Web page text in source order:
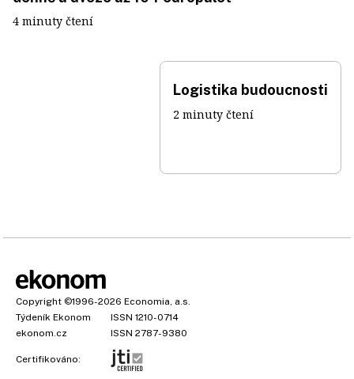
4 minuty čtení
Logistika budoucnosti
2 minuty čtení
Copyright ©1996-2026 Economia, a.s.
Týdeník Ekonom
ISSN 1210-0714
ekonom.cz
ISSN 2787-9380
Certifikováno: